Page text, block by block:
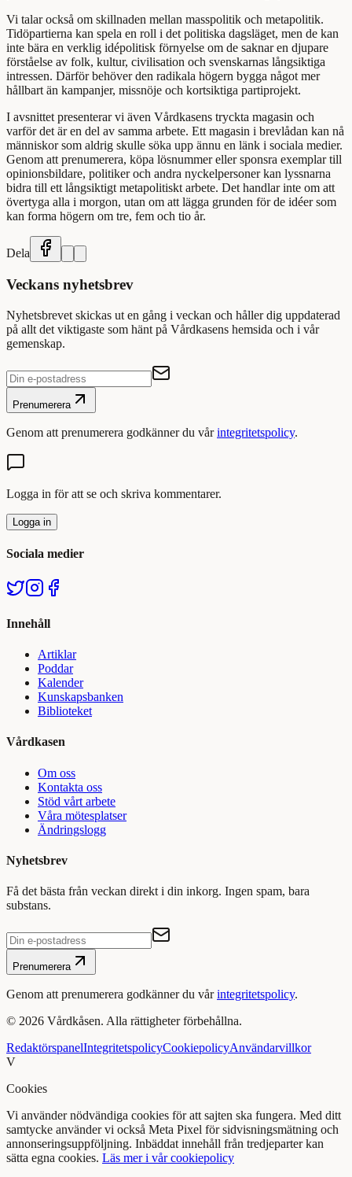
Vi talar också om skillnaden mellan masspolitik och metapolitik.
Tidöpartierna kan spela en roll i det politiska dagsläget, men de kan
inte bära en verklig idépolitisk förnyelse om de saknar en djupare
förståelse av folk, kultur, civilisation och svenskarnas långsiktiga
intressen. Därför behöver den radikala högern bygga något mer
hållbart än kampanjer, missnöje och kortsiktiga partiprojekt.
I avsnittet presenterar vi även Vårdkasens tryckta magasin och
varför det är en del av samma arbete. Ett magasin i brevlådan kan nå
människor som aldrig skulle söka upp ännu en länk i sociala medier.
Genom att prenumerera, köpa lösnummer eller sponsra exemplar till
opinionsbildare, politiker och andra nyckelpersoner kan lyssnarna
bidra till ett långsiktigt metapolitiskt arbete. Det handlar inte om att
övertyga alla i morgon, utan om att lägga grunden för de idéer som
kan forma högern om tre, fem och tio år.
Dela
Veckans nyhetsbrev
Nyhetsbrevet skickas ut en gång i veckan och håller dig uppdaterad
på allt det viktigaste som hänt på Vårdkasens hemsida och i vår
gemenskap.
Prenumerera
Genom att prenumerera godkänner du vår integritetspolicy.
Logga in för att se och skriva kommentarer.
Logga in
Sociala medier
Innehåll
Artiklar
Poddar
Kalender
Kunskapsbanken
Biblioteket
Vårdkasen
Om oss
Kontakta oss
Stöd vårt arbete
Våra mötesplatser
Ändringslogg
Nyhetsbrev
Få det bästa från veckan direkt i din inkorg. Ingen spam, bara
substans.
Prenumerera
Genom att prenumerera godkänner du vår integritetspolicy.
© 2026 Vårdkåsen. Alla rättigheter förbehållna.
RedaktörspanelIntegritetspolicyCookiepolicyAnvändarvillkor
V
Cookies
Vi använder nödvändiga cookies för att sajten ska fungera. Med ditt
samtycke använder vi också Meta Pixel för sidvisningsmätning och
annonseringsuppföljning. Inbäddat innehåll från tredjeparter kan
sätta egna cookies. Läs mer i vår cookiepolicy